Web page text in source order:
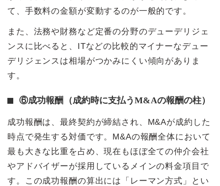
て、手数料の金額が変動するのが一般的です。
また、法務や財務など定番の分野のデューデリジェ
ンスに比べると、ITなどの比較的マイナーなデュー
デリジェンスは相場がつかみにくい傾向がありま
す。
⑥成功報酬（成約時に支払うM&Aの報酬の柱）
成功報酬は、最終契約が締結され、M&Aが成約した
時点で発生する対価です。M&Aの報酬全体において
最も大きな比重を占め、現在もほぼ全ての仲介会社
やアドバイザーが採用しているメインの料金項目で
す。この成功報酬の算出には「レーマン方式」とい